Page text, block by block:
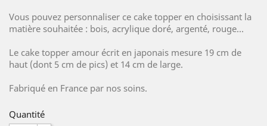
Vous pouvez personnaliser ce cake topper en choisissant la
matière souhaitée : bois, acrylique doré, argenté, rouge...
Le cake topper amour écrit en japonais mesure 19 cm de
haut (dont 5 cm de pics) et 14 cm de large.
Fabriqué en France par nos soins.
Quantité